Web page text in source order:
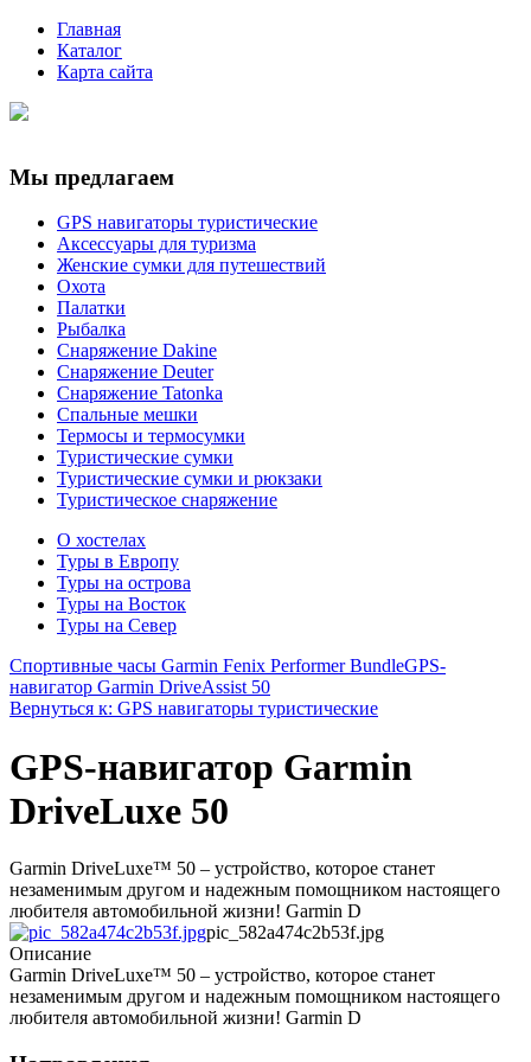
Главная
Каталог
Карта сайта
Мы предлагаем
GPS навигаторы туристические
Аксессуары для туризма
Женские сумки для путешествий
Охота
Палатки
Рыбалка
Снаряжение Dakine
Снаряжение Deuter
Снаряжение Tatonka
Спальные мешки
Термосы и термосумки
Туристические сумки
Туристические сумки и рюкзаки
Туристическое снаряжение
О хостелах
Туры в Европу
Туры на острова
Туры на Восток
Туры на Север
Спортивные часы Garmin Fenix Performer BundleGPS-
навигатор Garmin DriveAssist 50
Вернуться к: GPS навигаторы туристические
GPS-навигатор Garmin
DriveLuxe 50
Garmin DriveLuxe™ 50 – устройство, которое станет
незаменимым другом и надежным помощником настоящего
любителя автомобильной жизни! Garmin D
pic_582a474c2b53f.jpg
Описание
Garmin DriveLuxe™ 50 – устройство, которое станет
незаменимым другом и надежным помощником настоящего
любителя автомобильной жизни! Garmin D